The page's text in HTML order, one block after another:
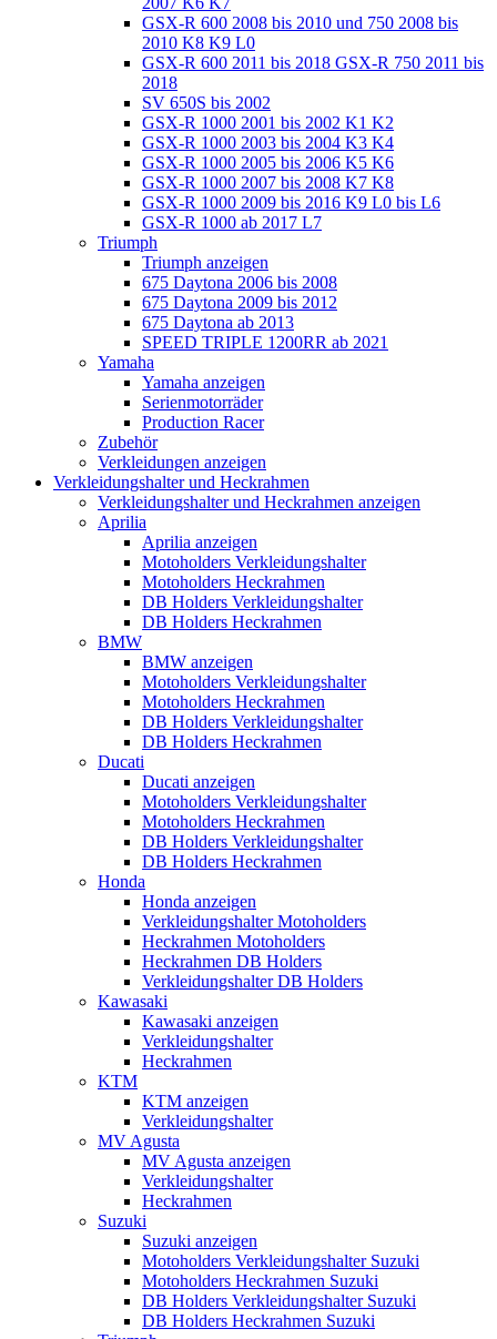
GSX-R 600 2008 bis 2010 und 750 2008 bis
2010 K8 K9 L0
GSX-R 600 2011 bis 2018 GSX-R 750 2011 bis
2018
SV 650S bis 2002
GSX-R 1000 2001 bis 2002 K1 K2
GSX-R 1000 2003 bis 2004 K3 K4
GSX-R 1000 2005 bis 2006 K5 K6
GSX-R 1000 2007 bis 2008 K7 K8
GSX-R 1000 2009 bis 2016 K9 L0 bis L6
GSX-R 1000 ab 2017 L7
Triumph
Triumph anzeigen
675 Daytona 2006 bis 2008
675 Daytona 2009 bis 2012
675 Daytona ab 2013
SPEED TRIPLE 1200RR ab 2021
Yamaha
Yamaha anzeigen
Serienmotorräder
Production Racer
Zubehör
Verkleidungen anzeigen
Verkleidungshalter und Heckrahmen
Verkleidungshalter und Heckrahmen anzeigen
Aprilia
Aprilia anzeigen
Motoholders Verkleidungshalter
Motoholders Heckrahmen
DB Holders Verkleidungshalter
DB Holders Heckrahmen
BMW
BMW anzeigen
Motoholders Verkleidungshalter
Motoholders Heckrahmen
DB Holders Verkleidungshalter
DB Holders Heckrahmen
Ducati
Ducati anzeigen
Motoholders Verkleidungshalter
Motoholders Heckrahmen
DB Holders Verkleidungshalter
DB Holders Heckrahmen
Honda
Honda anzeigen
Verkleidungshalter Motoholders
Heckrahmen Motoholders
Heckrahmen DB Holders
Verkleidungshalter DB Holders
Kawasaki
Kawasaki anzeigen
Verkleidungshalter
Heckrahmen
KTM
KTM anzeigen
Verkleidungshalter
MV Agusta
MV Agusta anzeigen
Verkleidungshalter
Heckrahmen
Suzuki
Suzuki anzeigen
Motoholders Verkleidungshalter Suzuki
Motoholders Heckrahmen Suzuki
DB Holders Verkleidungshalter Suzuki
DB Holders Heckrahmen Suzuki